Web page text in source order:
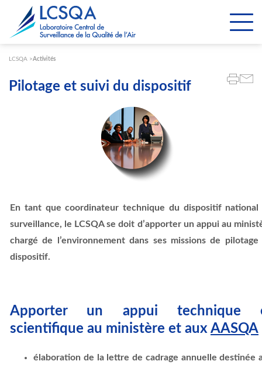
LCSQA Activités
Pilotage et suivi du dispositif
En tant que coordinateur technique du dispositif national
surveillance, le LCSQA se doit d’apporter un appui au
chargé de l’environnement dans ses missions de pilotage
dispositif.
Apporter un appui technique
scientifique au ministère et aux AASQA
élaboration de la lettre de cadrage annuelle destinée
Paramétrer les cookies